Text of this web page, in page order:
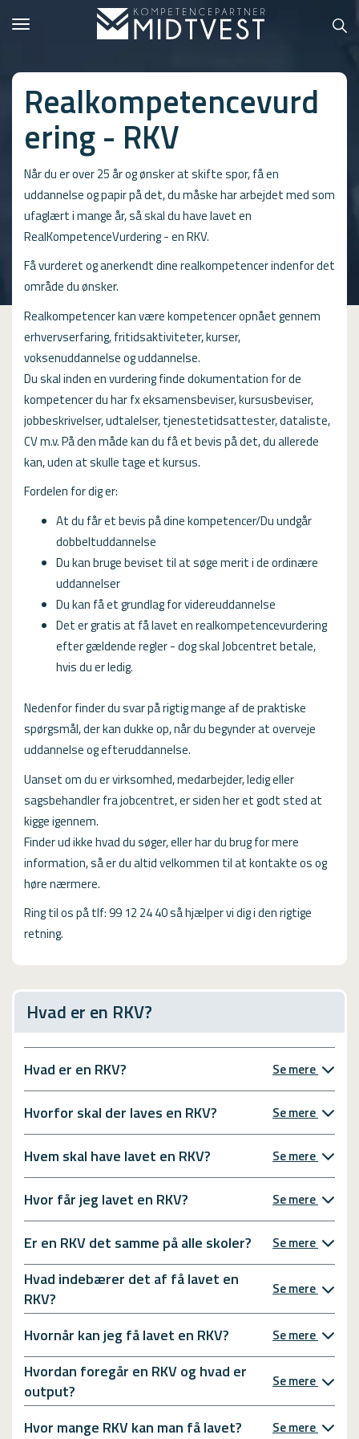
Hvem er vi?
Kontakt konsulent
Erhvervsuddannelser
ONLINE
Kursusoversigt
PCR
USMA
Videoguides
Realkompetencevurd
ering - RKV
Når du er over 25 år og ønsker at skifte spor, få en
uddannelse og papir på det, du måske har arbejdet med som
ufaglært i mange år, så skal du have lavet en
RealKompetenceVurdering - en RKV.
Få vurderet og anerkendt dine realkompetencer indenfor det
område du ønsker.
Realkompetencer kan være kompetencer opnået gennem
erhvervserfaring, fritidsaktiviteter, kurser,
voksenuddannelse og uddannelse.
Du skal inden en vurdering finde dokumentation for de
kompetencer du har fx eksamensbeviser, kursusbeviser,
jobbeskrivelser, udtalelser, tjene­stetidsattester, dataliste,
CV m.v. På den måde kan du få et bevis på det, du allerede
kan, uden at skulle tage et kursus.
Fordelen for dig er:
At du får et bevis på dine kompetencer/Du undgår
dobbeltuddannelse
Du kan bruge beviset til at søge merit i de ordinære
uddannelser
Du kan få et grundlag for videreuddannelse
Det er gratis at få lavet en realkompetencevurdering
efter gældende regler - dog skal Jobcentret betale,
hvis du er ledig.
Nedenfor finder du svar på rigtig mange af de praktiske
spørgsmål, der kan dukke op, når du begynder at overveje
uddannelse og efteruddannelse.
Uanset om du er virksomhed, medarbejder, ledig eller
sagsbehandler fra jobcentret, er siden her et godt sted at
kigge igennem.
Finder ud ikke hvad du søger, eller har du brug for mere
information, så er du altid velkommen til at kontakte os og
høre nærmere.
Ring til os på tlf: 99 12 24 40 så hjælper vi dig i den rigtige
retning.
Hvad er en RKV?
Hvad er en RKV? Se mere
Hvorfor skal der laves en RKV? Se mere
Hvem skal have lavet en RKV? Se mere
Hvor får jeg lavet en RKV? Se mere
Er en RKV det samme på alle skoler? Se mere
Hvad indebærer det af få lavet en
RKV?
Se mere
Hvornår kan jeg få lavet en RKV? Se mere
Hvordan foregår en RKV og hvad er
output?
Se mere
Hvor mange RKV kan man få lavet? Se mere